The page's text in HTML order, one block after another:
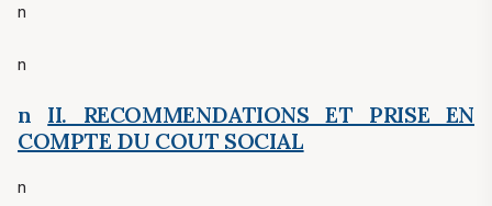
n
n
n II. RECOMMENDATIONS ET PRISE EN
COMPTE DU COUT SOCIAL
n